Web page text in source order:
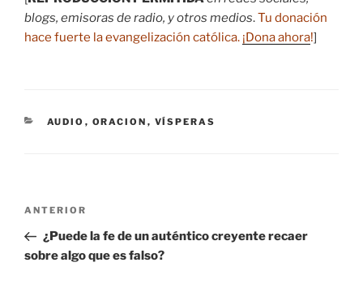
blogs, emisoras de radio, y otros medios.Tu donación
hace fuerte la evangelización católica. ¡Dona ahora!]
CATEGORÍAS
AUDIO , ORACION , VÍSPERAS
Navegación
entradas
Entrada
anterior:
ANTERIOR
¿Puede la fe de un auténtico creyente recaer
sobre algo que es falso?